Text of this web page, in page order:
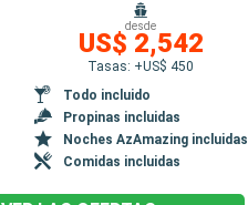
desde
US$ 2,542
Tasas: +US$ 450
Todo incluido
Propinas incluidas
Noches AzAmazing incluidas
Comidas incluidas